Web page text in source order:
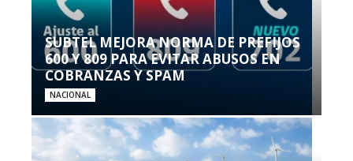
SUBTEL MEJORA NORMA DE PREFIJOS
600 Y 809 PARA EVITAR ABUSOS EN
COBRANZAS Y SPAM
NACIONAL